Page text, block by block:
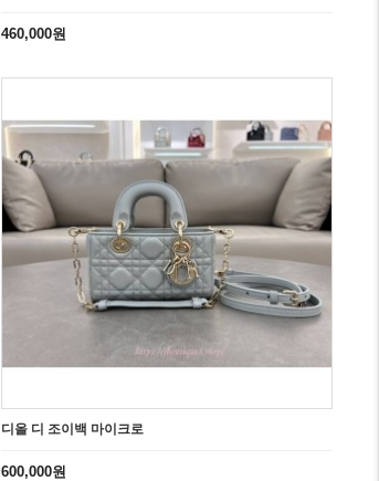
460,000원
디올 디 조이백 마이크로
600,000원